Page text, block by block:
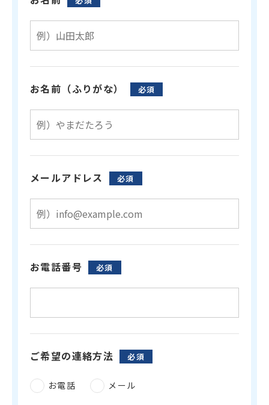
お名前（ふりがな） 必須
メールアドレス 必須
お電話番号 必須
ご希望の連絡方法 必須
お電話 メール